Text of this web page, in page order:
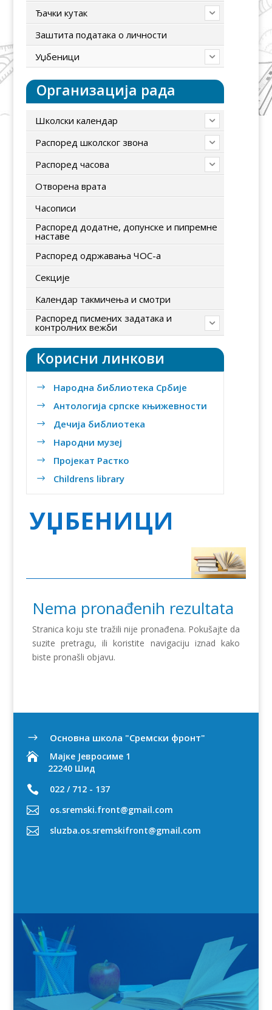
Ђачки кутак
Заштита података о личности
Уџбеници
Организација рада
Школски календар
Распоред школског звона
Распоред часова
Отворена врата
Часописи
Распоред додатне, допунске и пипремне
наставе
Распоред одржавања ЧОС-а
Секције
Календар такмичења и смотри
Распоред писмених задатака и
контролних вежби
Корисни линкови
$ Народна библиотека Србије
$ Антологија српске књижевности
$ Дечија библиотека
$ Народни музеј
$ Пројекат Растко
$ Childrens library
УЏБЕНИЦИ
Nema pronađenih rezultata
Stranica koju ste tražili nije pronađena. Pokušajte da
suzite pretragu, ili koristite navigaciju iznad kako
biste pronašli objavu.
$
Oсновна школа "Сремски фронт"

Мајке Јевросиме 1
22240 Шид
 022 / 712 - 137
 os.sremski.front@gmail.com
 sluzba.os.sremskifront@gmail.com